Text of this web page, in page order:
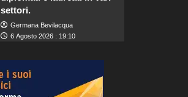
settori.
Germana Bevilacqua
6 Agosto 2026 : 19:10